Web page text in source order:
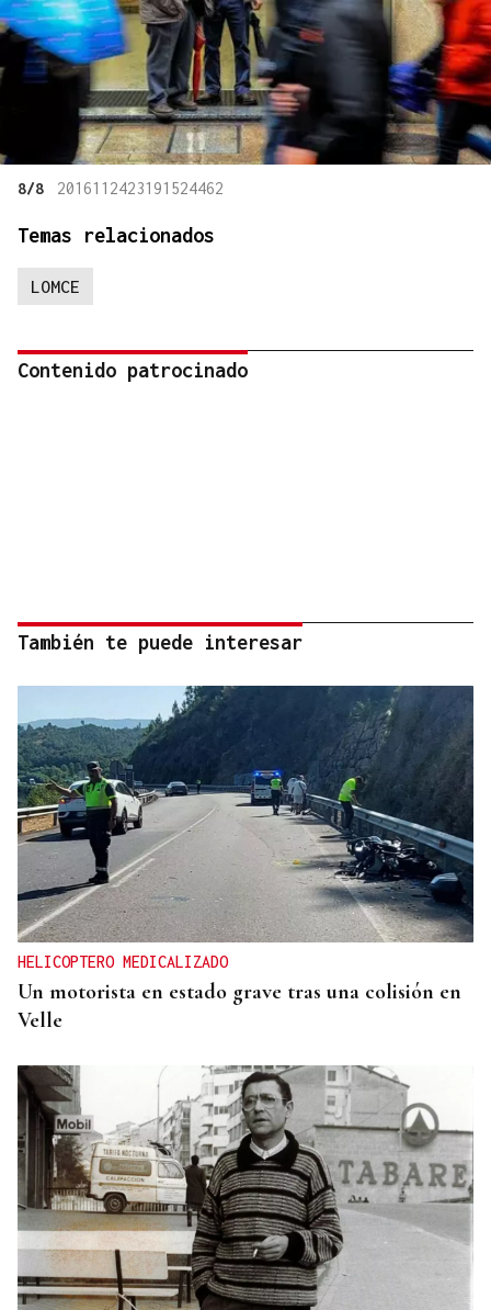
8/8 2016112423191524462
Temas relacionados
LOMCE
Contenido patrocinado
También te puede interesar
HELICOPTERO MEDICALIZADO
Un motorista en estado grave tras una colisión en
Velle